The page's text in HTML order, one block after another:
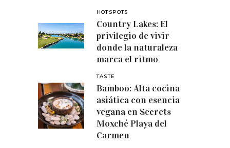
HOTSPOTS
Country Lakes: El
privilegio de vivir
donde la naturaleza
marca el ritmo
TASTE
Bamboo: Alta cocina
asiática con esencia
vegana en Secrets
Moxché Playa del
Carmen